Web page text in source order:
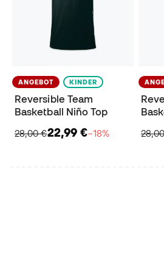
ANGEBOT KINDER
Reversible Team
Basketball Niño Top
28,00 €22,99 €−18%